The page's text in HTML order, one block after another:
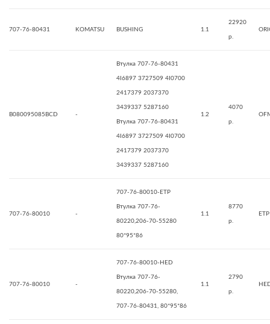
707-76-80431 KOMATSU BUSHING 1.1
22920
р.
B080095085BCD -
Втулка 707-76-80431
4I6897 3727509 4I0700
2417379 2037370
3439337 5287160
Втулка 707-76-80431
4I6897 3727509 4I0700
2417379 2037370
3439337 5287160
1.2
4070
р.
707-76-80010 -
707-76-80010-ETP
Втулка 707-76-
80220,206-70-55280
80*95*86
1.1
8770
р.
ETP
707-76-80010 -
707-76-80010-HED
Втулка 707-76-
80220,206-70-55280,
707-76-80431, 80*95*86
1.1
2790
р.